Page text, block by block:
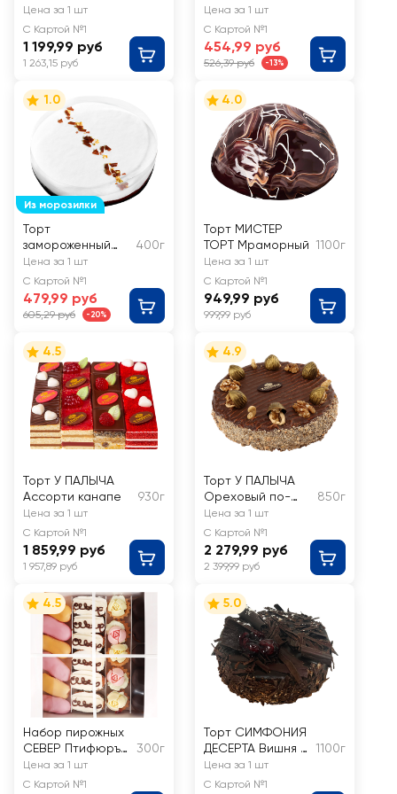
Симфония
десерта
Цена за 1 шт
С Картой №1
1 199,99 руб
1 263,15 руб
МЕТРОПОЛЬ
Фуршетный
Цена за 1 шт
С Картой №1
454,99 руб
526,39 руб -13%
Из морозилки
1.0
Торт
замороженный
MOTIME
Монтблант
400г
Цена за 1 шт
С Картой №1
479,99 руб
605,29 руб -20%
4.0
Торт МИСТЕР
ТОРТ Мраморный 1100г
Цена за 1 шт
С Картой №1
949,99 руб
999,99 руб
4.5
Торт У ПАЛЫЧА
Ассорти канапе
930г
Цена за 1 шт
С Картой №1
1 859,99 руб
1 957,89 руб
4.9
Торт У ПАЛЫЧА
Ореховый по-
королевски
850г
Цена за 1 шт
С Картой №1
2 279,99 руб
2 399,99 руб
4.5
Набор пирожных
СЕВЕР Птифюръ
Суаре
300г
Цена за 1 шт
С Картой №1
5.0
Торт СИМФОНИЯ
ДЕСЕРТА Вишня в
шоколаде
1100г
Цена за 1 шт
С Картой №1